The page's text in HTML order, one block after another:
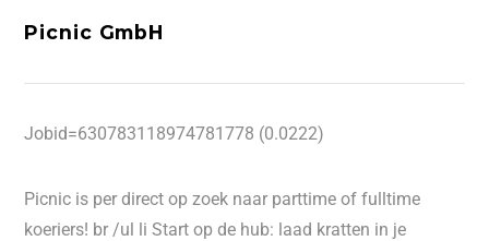
Picnic GmbH
Jobid=630783118974781778 (0.0222)
Picnic is per direct op zoek naar parttime of fulltime
koeriers! br /ul li Start op de hub: laad kratten in je